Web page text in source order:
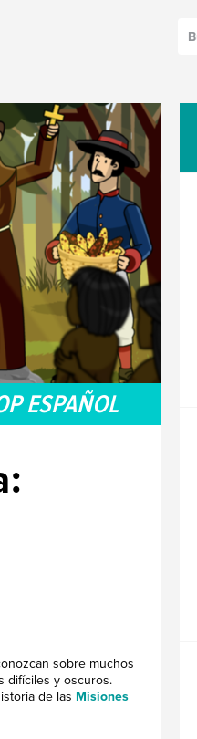
ESPAÑOL
sobre muchos
difíciles y oscuros.
de las Misiones